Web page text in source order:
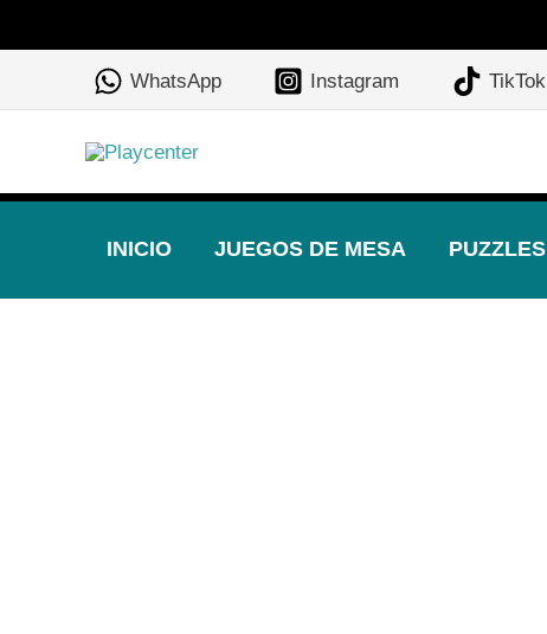
al
WhatsApp Instagram TikTok
INICIO JUEGOS DE MESA PUZZLES